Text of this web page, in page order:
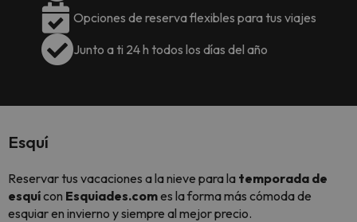
Opciones de reserva flexibles para tus viajes
Junto a ti 24 h todos los días del año
Esquí
Reservar tus vacaciones a la nieve para la temporada de
esquícon Esquiades.comes la forma más cómoda de
esquiar en invierno y siempre al mejor precio.